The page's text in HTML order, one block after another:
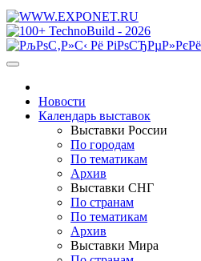
Новости
Календарь выставок
Выставки России
По городам
По тематикам
Архив
Выставки СНГ
По странам
По тематикам
Архив
Выставки Мира